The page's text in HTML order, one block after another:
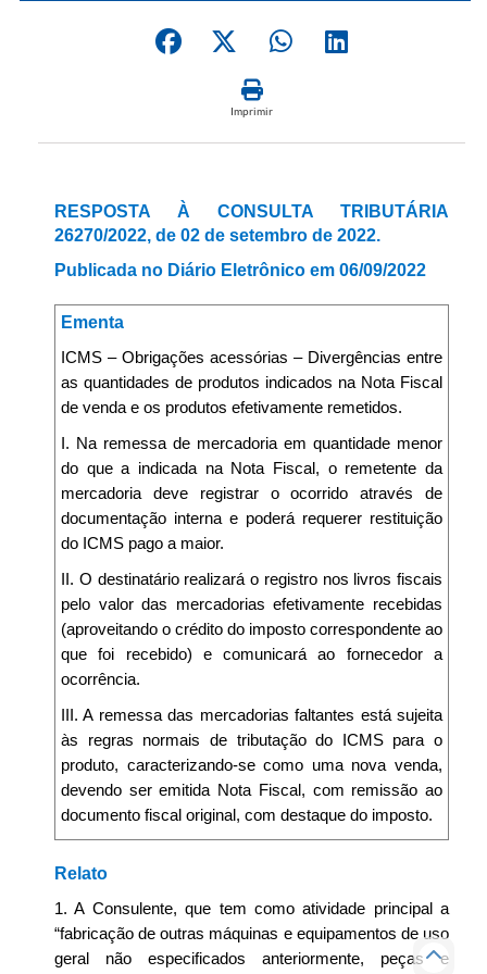
Imprimir
RESPOSTA À CONSULTA TRIBUTÁRIA
26270/2022, de 02 de setembro de 2022.
Publicada no Diário Eletrônico em 06/09/2022
Ementa
ICMS – Obrigações acessórias – Divergências entre
as quantidades de produtos indicados na Nota Fiscal
de venda e os produtos efetivamente remetidos.
I. Na remessa de mercadoria em quantidade menor
do que a indicada na Nota Fiscal, o remetente da
mercadoria deve registrar o ocorrido através de
documentação interna e poderá requerer restituição
do ICMS pago a maior.
II. O destinatário realizará o registro nos livros fiscais
pelo valor das mercadorias efetivamente recebidas
(aproveitando o crédito do imposto correspondente ao
que foi recebido) e comunicará ao fornecedor a
ocorrência.
III. A remessa das mercadorias faltantes está sujeita
às regras normais de tributação do ICMS para o
produto, caracterizando-se como uma nova venda,
devendo ser emitida Nota Fiscal, com remissão ao
documento fiscal original, com destaque do imposto.
Relato
1. A Consulente, que tem como atividade principal a
“fabricação de outras máquinas e equipamentos de uso
geral não especificados anteriormente, peças e